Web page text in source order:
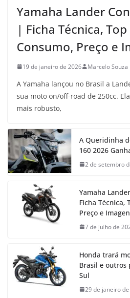
Yamaha Lander
| Ficha Técnica,
Consumo, Preço e
19 de janeiro de 2026 Marcelo Souza
A Yamaha lançou no Brasil a
sua moto on/off-road de 250cc.
mais robusto,
A Queridinha
160 2026
2 de setembro
Yamaha
Ficha Técnica,
Preço e
7 de julho de
Honda trará
Brasil e outros
Sul
29 de janeiro